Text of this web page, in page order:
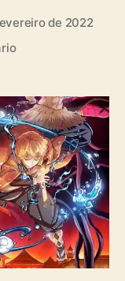
de 2022
e
K
i
m
e
t
s
u
n
o
Y
a